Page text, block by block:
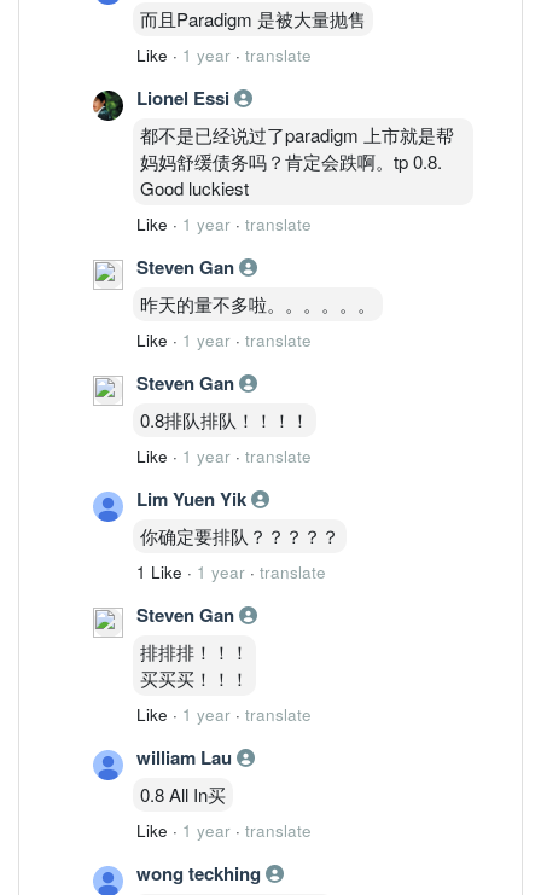
而且Paradigm 是被大量抛售
Like · 1 year · translate
Lionel Essi
都不是已经说过了paradigm 上市就是帮
妈妈舒缓债务吗？肯定会跌啊。tp 0.8.
Good luckiest
Like · 1 year · translate
Steven Gan
昨天的量不多啦。。。。。。
Like · 1 year · translate
Steven Gan
0.8排队排队！！！！
Like · 1 year · translate
Lim Yuen Yik
你确定要排队？？？？？
1 Like · 1 year · translate
Steven Gan
排排排！！！
买买买！！！
Like · 1 year · translate
william Lau
0.8 All In买
Like · 1 year · translate
wong teckhing